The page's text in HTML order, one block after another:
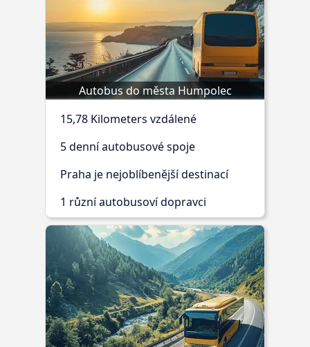
Autobus do města Humpolec
15,78 Kilometers vzdálené
5 denní autobusové spoje
Praha je nejoblíbenější destinací
1 různí autobusoví dopravci